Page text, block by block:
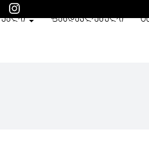
ᲥᲐᲚᲘ ᲤᲐᲡᲓᲐᲙᲚᲔᲑᲣᲚᲘ